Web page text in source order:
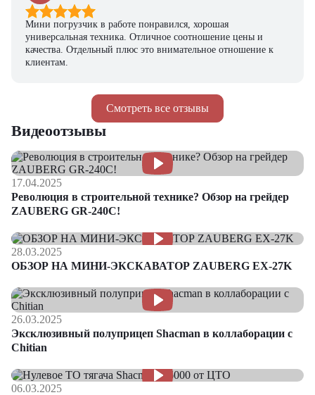
Смотреть все отзывы
Мини погрузчик в работе понравился, хорошая
универсальная техника. Отличное соотношение цены и
качества. Отдельный плюс это внимательное отношение к
клиентам.
Видеоотзывы
17.04.2025
Революция в строительной технике? Обзор на грейдер
ZAUBERG GR-240C!
28.03.2025
ОБЗОР НА МИНИ-ЭКСКАВАТОР ZAUBERG EX-27K
26.03.2025
Эксклюзивный полуприцеп Shacman в коллаборации с
Chitian
06.03.2025